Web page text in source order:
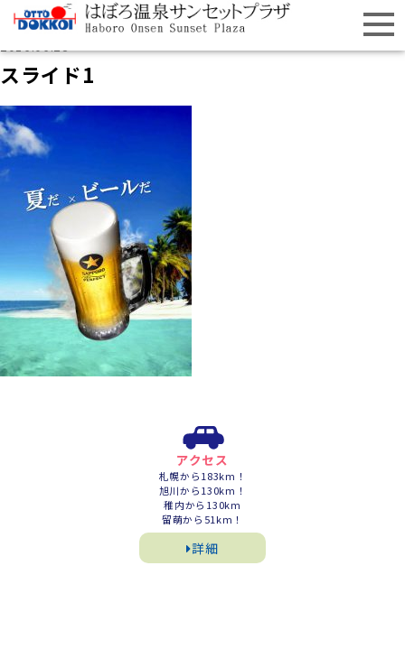
スライド1
アクセス
札幌から183km！
旭川から130km！
稚内から130km
留萌から51km！
詳細